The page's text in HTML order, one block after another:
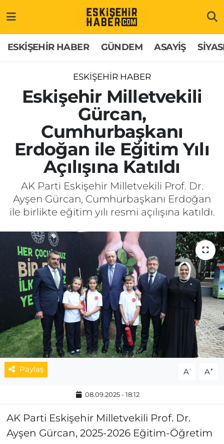
ESKİŞEHİR HABER GÜNDEM ASAYİŞ
ESKİŞEHİR HABER
Eskişehir Milletvekili
Gürcan,
Cumhurbaşkanı
Erdoğan ile Eğitim Yılı
Açılışına Katıldı
AK Parti Eskişehir Milletvekili Prof. Dr.
Ayşen Gürcan, Cumhurbaşkanı Erdoğan
ile birlikte eğitim yılı resmi açılışına katıldı.
Paylaş A- A+
08.09.2025 - 18:12
AK Parti Eskişehir Milletvekili Prof. Dr.
Ayşen Gürcan, 2025-2026 Eğitim-Öğretim
GÜNDEM
ASAYİŞ
EKONOMİ
SAĞLIK
EĞİTİM
SPOR
MAGAZİN
ESKİŞEHİRSPOR
Hakkımızda
İletişim
Odunpazarı Trafik Yoğunluk Haritası
Süper Lig Puan Durumu ve Fikstür
Tüm Manşetler
Son Dakika Haberleri
Haber Arşivi